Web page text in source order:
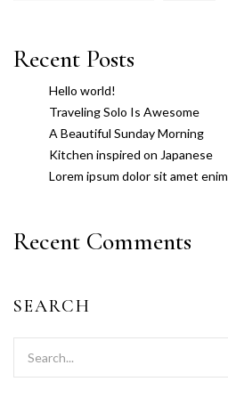
Recent Posts
Hello world!
Traveling Solo Is Awesome
A Beautiful Sunday Morning
Kitchen inspired on Japanese
Lorem ipsum dolor sit amet enim
Recent Comments
SEARCH